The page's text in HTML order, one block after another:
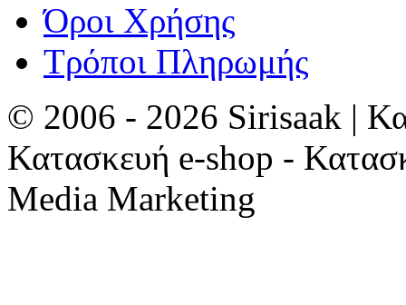
Όροι Χρήσης
Τρόποι Πληρωμής
© 2006 - 2026 Sirisaak |
Κατασκευή e-shop -
Media Marketing